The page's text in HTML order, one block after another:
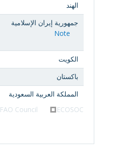
الهند
جمهورية إيران الإسلامية
Note
الكويت
باكستان
المملكة العربية السعودية
ECOSOC
FAO Council